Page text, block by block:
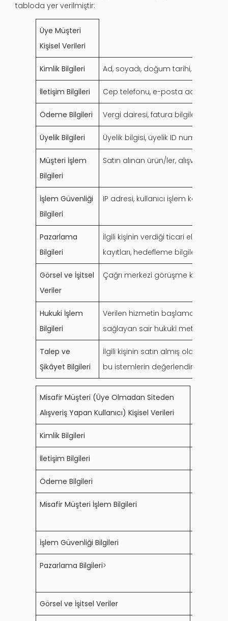
tabloda yer verilmiştir:
Üye Müşteri
Kişisel Verileri
Kimlik Bilgileri Ad, soyadı, doğum tarihi, cinsiyet,
İletişim Bilgileri Cep telefonu, e-posta adresi,
Ödeme Bilgileri Vergi dairesi, fatura bilgileri,
Üyelik Bilgileri Üyelik bilgisi, üyelik ID numarası,
Müşteri İşlem
Bilgileri
Satın alınan ürün/ler, alışveriş
İşlem Güvenliği
Bilgileri
IP adresi, kullanıcı işlem kayıtları
Pazarlama
Bilgileri
İlgili kişinin verdiği ticari elektronik
kayıtları, hedefleme bilgileri,
Görsel ve İşitsel
Veriler
Çağrı merkezi görüşme kayıtları,
Hukuki İşlem
Bilgileri
Verilen hizmetin başlama ve bitiş
sağlayan sair hukuki metinler ve
Talep ve
Şikâyet Bilgileri
İlgili kişinin satın almış olduğu
bu istemlerin değerlendirilmesi
Misafir Müşteri (Üye Olmadan Siteden
Alışveriş Yapan Kullanıcı) Kişisel Verileri
Kimlik Bilgileri
İletişim Bilgileri
Ödeme Bilgileri
Misafir Müşteri İşlem Bilgileri
İşlem Güvenliği Bilgileri
Pazarlama Bilgileri>
Görsel ve İşitsel Veriler